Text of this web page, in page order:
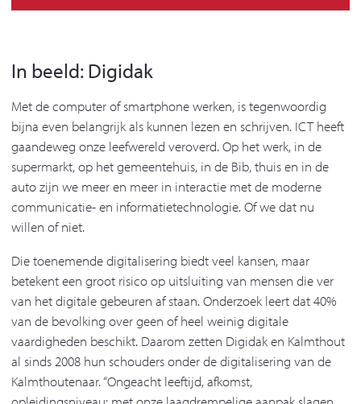
In beeld: Digidak
Met de computer of smartphone werken, is tegenwoordig
bijna even belangrijk als kunnen lezen en schrijven. ICT heeft
gaandeweg onze leefwereld veroverd. Op het werk, in de
supermarkt, op het gemeentehuis, in de Bib, thuis en in de
auto zijn we meer en meer in interactie met de moderne
communicatie- en informatietechnologie. Of we dat nu
willen of niet.
Die toenemende digitalisering biedt veel kansen, maar
betekent een groot risico op uitsluiting van mensen die ver
van het digitale gebeuren af staan. Onderzoek leert dat 40%
van de bevolking over geen of heel weinig digitale
vaardigheden beschikt. Daarom zetten Digidak en Kalmthout
al sinds 2008 hun schouders onder de digitalisering van de
Kalmthoutenaar. “Ongeacht leeftijd, afkomst,